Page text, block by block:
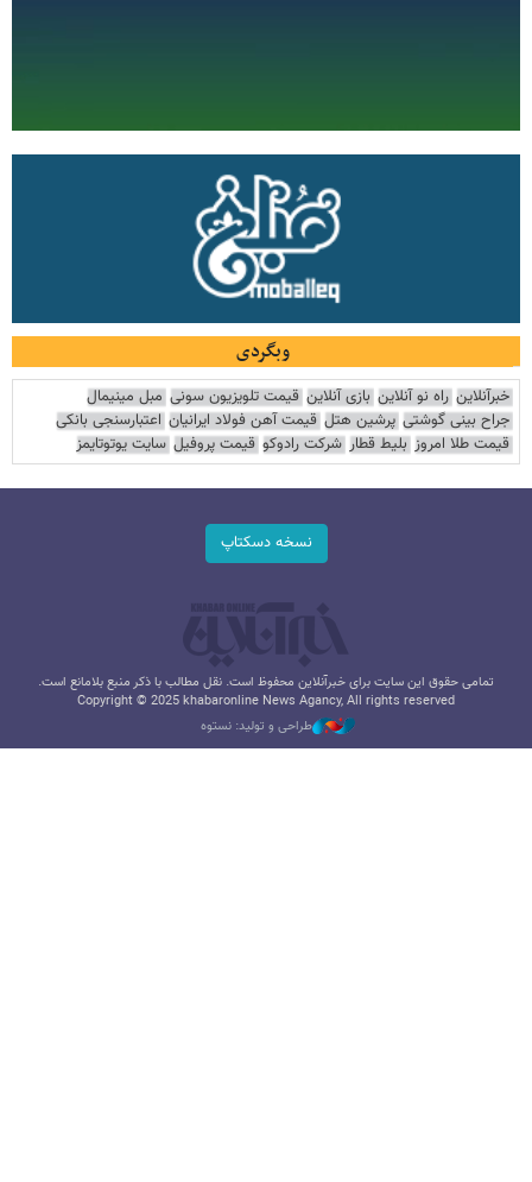
وبگردی
خبرآنلاین راه نو آنلاین بازی آنلاین قیمت تلویزیون سونی مبل مینیمال
جراح بینی گوشتی پرشین هتل قیمت آهن فولاد ایرانیان اعتبارسنجی بانکی
قیمت طلا امروز بلیط قطار شرکت رادوکو قیمت پروفیل سایت یوتوتایمز
نسخه دسکتاپ
تمامی حقوق این سایت برای خبرآنلاین محفوظ است. نقل مطالب با ذکر منبع بلامانع است.
Copyright © 2025 khabaronline News Agancy, All rights reserved
طراحی و تولید: نستوه